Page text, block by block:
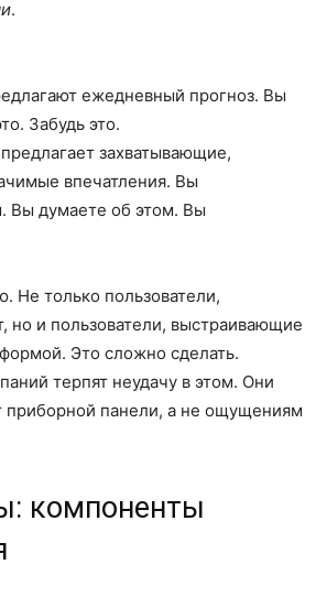
.
ежедневный прогноз. Вы
Забудь это.
захватывающие,
впечатления. Вы
Вы думаете об этом. Вы
Не только пользователи,
но и пользователи, выстраивающие
Это сложно сделать.
терпят неудачу в этом. Они
приборной панели, а не ощущениям
компоненты